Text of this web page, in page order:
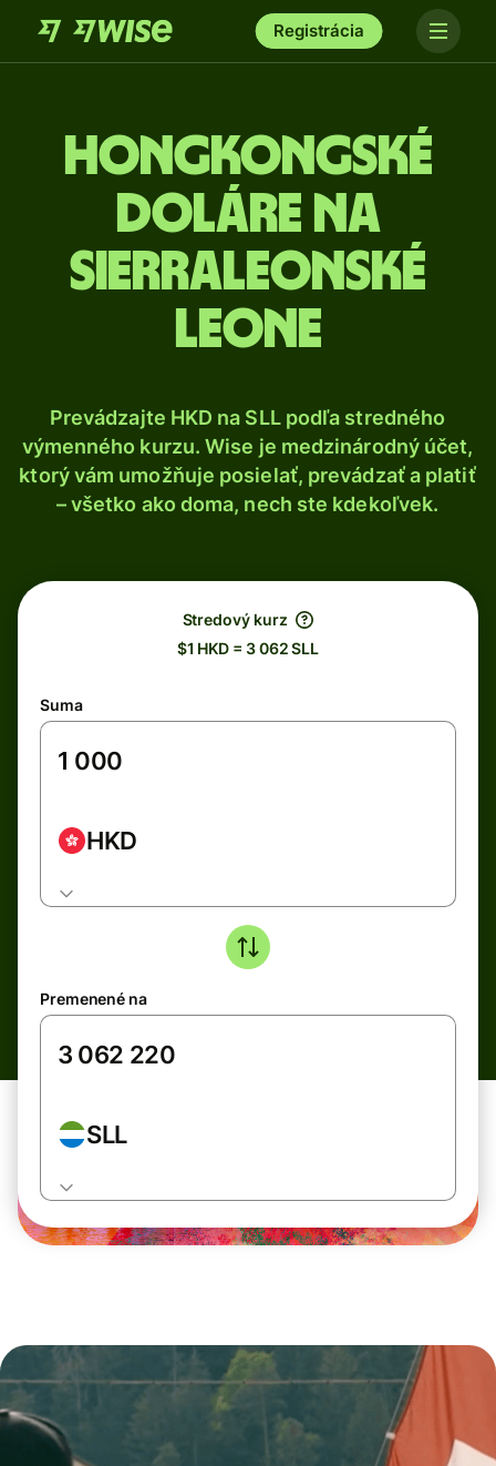
Registrácia
Hongkongské
doláre na
sierraleonské
leone
Prevádzajte HKD na SLL podľa stredného
výmenného kurzu. Wise je medzinárodný účet,
ktorý vám umožňuje posielať, prevádzať a platiť
– všetko ako doma, nech ste kdekoľvek.
Stredový kurz
$1 HKD = 3 062 SLL
Suma
HKD
Premenené na
SLL